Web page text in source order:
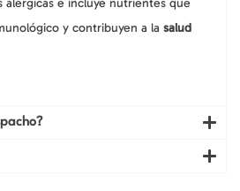
alérgicas e incluye nutrientes que
y contribuyen a la salud